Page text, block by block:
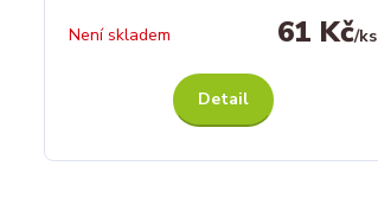
61 Kč/ks
Není skladem
Detail